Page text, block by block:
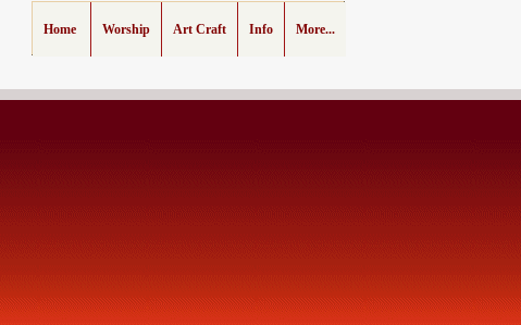
Home Worship Art Craft Info More...